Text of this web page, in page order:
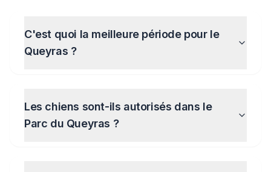
C'est quoi la meilleure période pour le
Queyras ?
Les chiens sont-ils autorisés dans le
Parc du Queyras ?